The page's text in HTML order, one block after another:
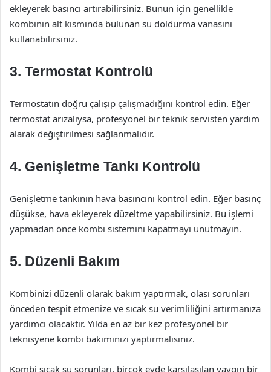
ekleyerek basıncı artırabilirsiniz. Bunun için genellikle
kombinin alt kısmında bulunan su doldurma vanasını
kullanabilirsiniz.
3. Termostat Kontrolü
Termostatın doğru çalışıp çalışmadığını kontrol edin. Eğer
termostat arızalıysa, profesyonel bir teknik servisten yardım
alarak değiştirilmesi sağlanmalıdır.
4. Genişletme Tankı Kontrolü
Genişletme tankının hava basıncını kontrol edin. Eğer basınç
düşükse, hava ekleyerek düzeltme yapabilirsiniz. Bu işlemi
yapmadan önce kombi sistemini kapatmayı unutmayın.
5. Düzenli Bakım
Kombinizi düzenli olarak bakım yaptırmak, olası sorunları
önceden tespit etmenize ve sıcak su verimliliğini artırmanıza
yardımcı olacaktır. Yılda en az bir kez profesyonel bir
teknisyene kombi bakımınızı yaptırmalısınız.
Kombi sıcak su sorunları, birçok evde karşılaşılan yaygın bir